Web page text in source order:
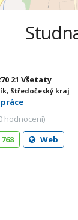
21 Všetaty
Středočeský kraj
hodnocení)
Web